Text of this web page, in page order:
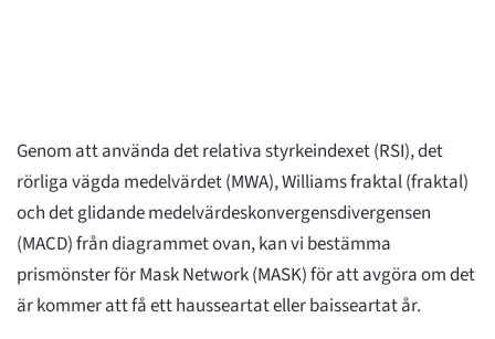
Genom att använda det relativa styrkeindexet (RSI), det
rörliga vägda medelvärdet (MWA), Williams fraktal (fraktal)
och det glidande medelvärdeskonvergensdivergensen
(MACD) från diagrammet ovan, kan vi bestämma
prismönster för Mask Network (MASK) för att avgöra om det
är kommer att få ett hausseartat eller baisseartat år.